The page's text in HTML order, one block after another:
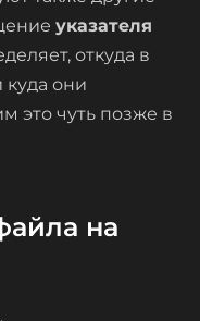
указателя
откуда в
они
это чуть позже в
на